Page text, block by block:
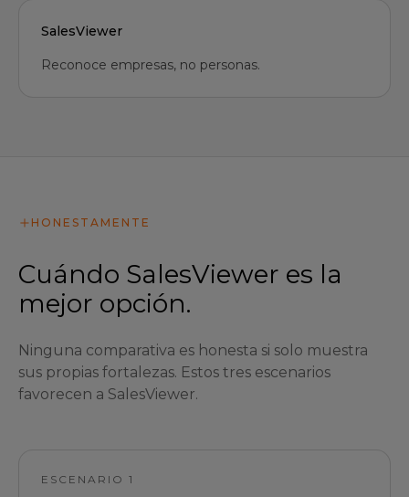
SalesViewer
Reconoce empresas, no personas.
HONESTAMENTE
Cuándo SalesViewer es la
mejor opción.
Ninguna comparativa es honesta si solo muestra
sus propias fortalezas. Estos tres escenarios
favorecen a SalesViewer.
ESCENARIO 1